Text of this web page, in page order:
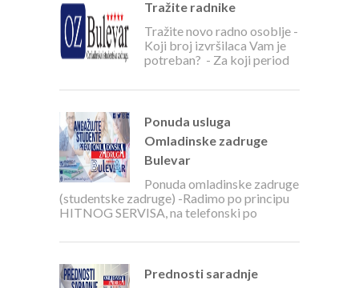
Tražite radnike
Tražite novo radno osoblje -
Koji broj izvršilaca Vam je
potreban? - Za koji period
Ponuda usluga
Omladinske zadruge
Bulevar
Ponuda omladinske zadruge
(studentske zadruge) -Radimo po principu
HITNOG SERVISA, na telefonski po
Prednosti saradnje